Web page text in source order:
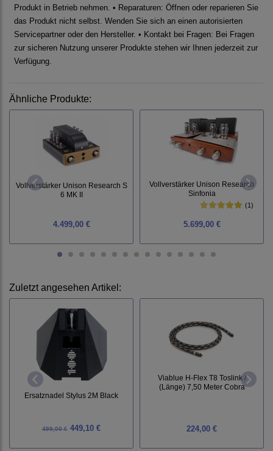
Produkt in Betrieb nehmen. • Reparaturen: Öffnen oder reparieren Sie
das Produkt nicht selbst. Wenden Sie sich an einen autorisierten
Servicepartner oder den Hersteller. • Kontakt bei Fragen: Bei Fragen
zur sicheren Nutzung unserer Produkte stehen wir Ihnen jederzeit zur
Verfügung.
Ähnliche Produkte:
Vollverstärker Unison Research S
6 MK II
4.499,00 €
Vollverstärker Unison Research
Sinfonia
(1)
5.699,00 €
Zuletzt angesehen Artikel:
Ersatznadel Stylus 2M Black
499,00 € 449,10 €
Viablue H-Flex T8 Toslink /
(Länge) 7,50 Meter Cobra
224,00 €